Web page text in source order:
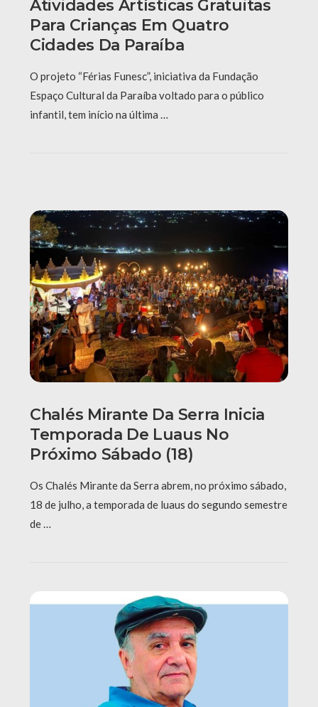
Atividades Artísticas Gratuitas
Para Crianças Em Quatro
Cidades Da Paraíba
O projeto “Férias Funesc”, iniciativa da Fundação
Espaço Cultural da Paraíba voltado para o público
infantil, tem início na última …
Chalés Mirante Da Serra Inicia
Temporada De Luaus No
Próximo Sábado (18)
Os Chalés Mirante da Serra abrem, no próximo sábado,
18 de julho, a temporada de luaus do segundo semestre
de …